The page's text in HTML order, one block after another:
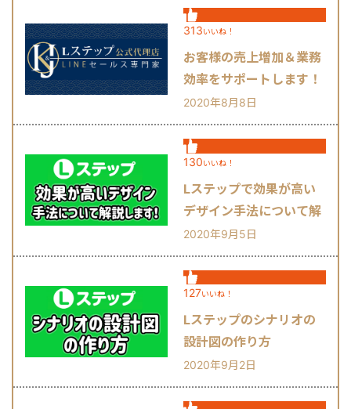
313いいね！
お客様の売上増加＆業務
効率をサポートします！
2020年8月8日
130いいね！
Lステップで効果が高い
デザイン手法について解
説します！
2020年9月5日
127いいね！
Lステップのシナリオの
設計図の作り方
2020年9月2日